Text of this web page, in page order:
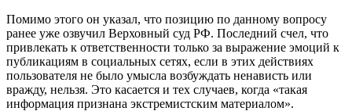
Помимо этого он указал, что позицию по данному вопросу
ранее уже озвучил Верховный суд РФ. Последний счел, что
привлекать к ответственности только за выражение эмоций к
публикациям в социальных сетях, если в этих действиях
пользователя не было умысла возбуждать ненависть или
вражду, нельзя. Это касается и тех случаев, когда «такая
информация признана экстремистским материалом».